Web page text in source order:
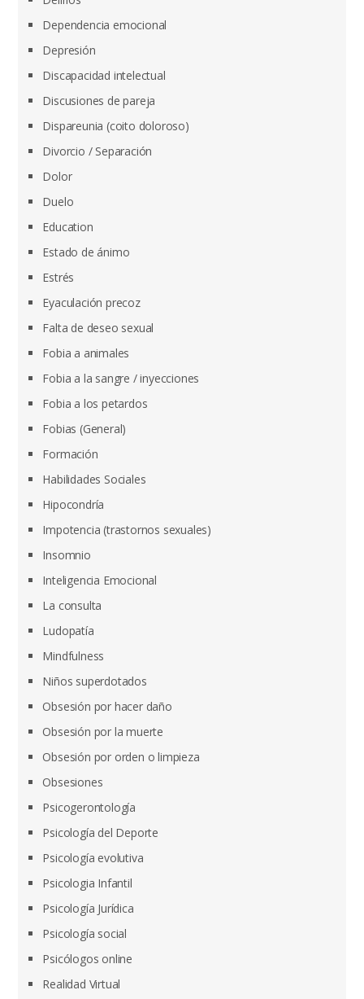
Dependencia emocional
Depresión
Discapacidad intelectual
Discusiones de pareja
Dispareunia (coito doloroso)
Divorcio / Separación
Dolor
Duelo
Education
Estado de ánimo
Estrés
Eyaculación precoz
Falta de deseo sexual
Fobia a animales
Fobia a la sangre / inyecciones
Fobia a los petardos
Fobias (General)
Formación
Habilidades Sociales
Hipocondría
Impotencia (trastornos sexuales)
Insomnio
Inteligencia Emocional
La consulta
Ludopatía
Mindfulness
Niños superdotados
Obsesión por hacer daño
Obsesión por la muerte
Obsesión por orden o limpieza
Obsesiones
Psicogerontología
Psicología del Deporte
Psicología evolutiva
Psicologia Infantil
Psicología Jurídica
Psicología social
Psicólogos online
Realidad Virtual